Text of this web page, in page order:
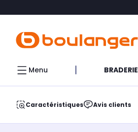
Menu BRADERIE
Caractéristiques Avis clients